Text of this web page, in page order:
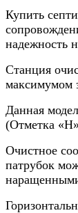
Купить
надежность
Станция
максимумом
Данная
(Отметка
Очистное
патрубок